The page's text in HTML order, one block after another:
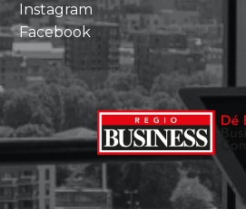
Instagram
Facebook